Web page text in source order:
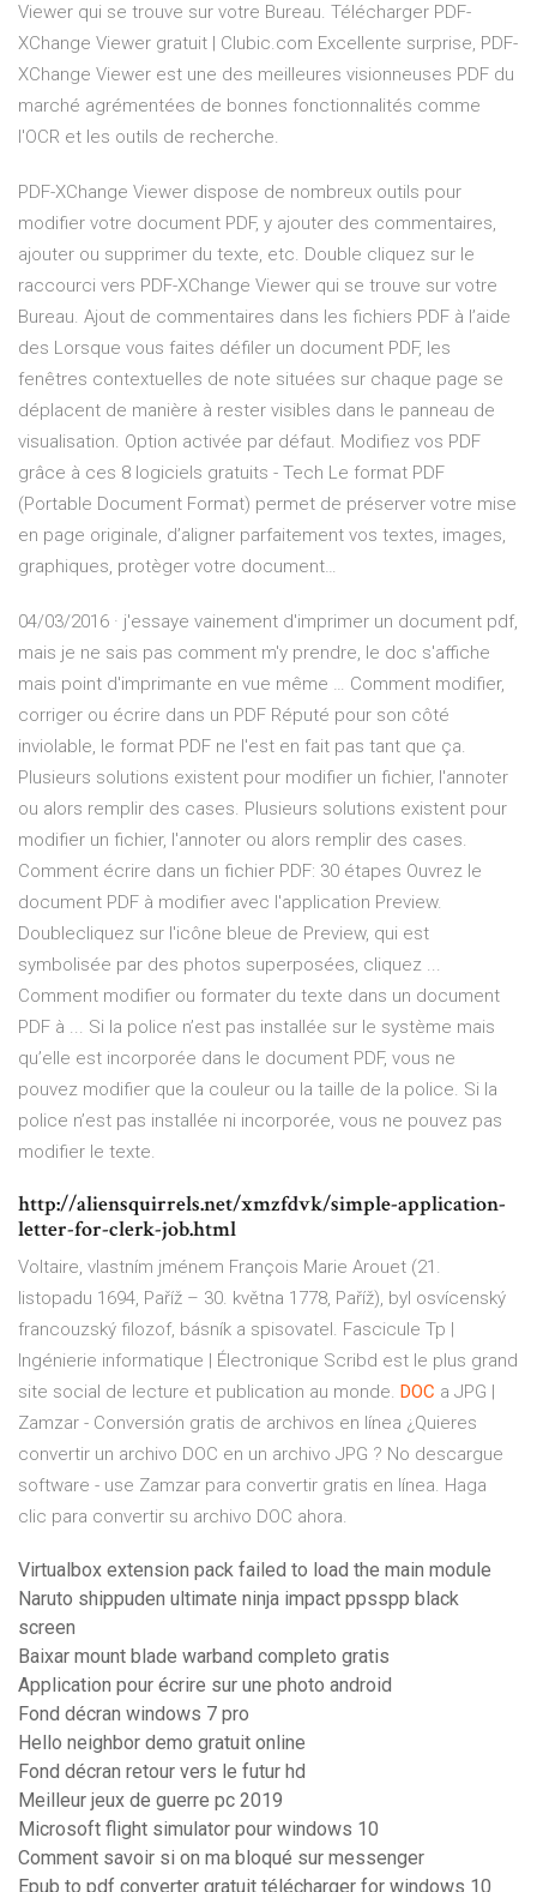
Viewer qui se trouve sur votre Bureau. Télécharger PDF-
XChange Viewer gratuit | Clubic.com Excellente surprise, PDF-
XChange Viewer est une des meilleures visionneuses PDF du
marché agrémentées de bonnes fonctionnalités comme
l'OCR et les outils de recherche.
PDF-XChange Viewer dispose de nombreux outils pour
modifier votre document PDF, y ajouter des commentaires,
ajouter ou supprimer du texte, etc. Double cliquez sur le
raccourci vers PDF-XChange Viewer qui se trouve sur votre
Bureau. Ajout de commentaires dans les fichiers PDF à l’aide
des Lorsque vous faites défiler un document PDF, les
fenêtres contextuelles de note situées sur chaque page se
déplacent de manière à rester visibles dans le panneau de
visualisation. Option activée par défaut. Modifiez vos PDF
grâce à ces 8 logiciels gratuits - Tech Le format PDF
(Portable Document Format) permet de préserver votre mise
en page originale, d’aligner parfaitement vos textes, images,
graphiques, protèger votre document…
04/03/2016 · j'essaye vainement d'imprimer un document pdf,
mais je ne sais pas comment m'y prendre, le doc s'affiche
mais point d'imprimante en vue même … Comment modifier,
corriger ou écrire dans un PDF Réputé pour son côté
inviolable, le format PDF ne l'est en fait pas tant que ça.
Plusieurs solutions existent pour modifier un fichier, l'annoter
ou alors remplir des cases. Plusieurs solutions existent pour
modifier un fichier, l'annoter ou alors remplir des cases.
Comment écrire dans un fichier PDF: 30 étapes Ouvrez le
document PDF à modifier avec l'application Preview.
Doublecliquez sur l'icône bleue de Preview, qui est
symbolisée par des photos superposées, cliquez ...
Comment modifier ou formater du texte dans un document
PDF à ... Si la police n’est pas installée sur le système mais
qu’elle est incorporée dans le document PDF, vous ne
pouvez modifier que la couleur ou la taille de la police. Si la
police n’est pas installée ni incorporée, vous ne pouvez pas
modifier le texte.
http://aliensquirrels.net/xmzfdvk/simple-application-
letter-for-clerk-job.html
Voltaire, vlastním jménem François Marie Arouet (21.
listopadu 1694, Paříž – 30. května 1778, Paříž), byl osvícenský
francouzský filozof, básník a spisovatel. Fascicule Tp |
Ingénierie informatique | Électronique Scribd est le plus grand
site social de lecture et publication au monde. DOC a JPG |
Zamzar - Conversión gratis de archivos en línea ¿Quieres
convertir un archivo DOC en un archivo JPG ? No descargue
software - use Zamzar para convertir gratis en línea. Haga
clic para convertir su archivo DOC ahora.
Virtualbox extension pack failed to load the main module
Naruto shippuden ultimate ninja impact ppsspp black
screen
Baixar mount blade warband completo gratis
Application pour écrire sur une photo android
Fond décran windows 7 pro
Hello neighbor demo gratuit online
Fond décran retour vers le futur hd
Meilleur jeux de guerre pc 2019
Microsoft flight simulator pour windows 10
Comment savoir si on ma bloqué sur messenger
Epub to pdf converter gratuit télécharger for windows 10